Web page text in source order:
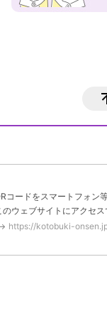
コードをスマートフォン
のウェブサイトにアクセス
https://kotobuki-